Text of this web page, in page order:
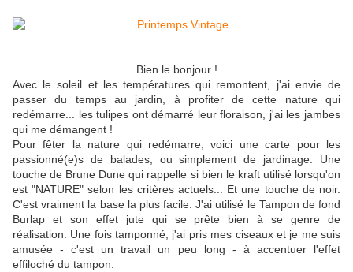
Bien le bonjour !
Avec le soleil et les températures qui remontent, j'ai envie de
passer du temps au jardin, à profiter de cette nature qui
redémarre... les tulipes ont démarré leur floraison, j'ai les jambes
qui me démangent !
Pour fêter la nature qui redémarre, voici une carte pour les
passionné(e)s de balades, ou simplement de jardinage. Une
touche de Brune Dune qui rappelle si bien le kraft utilisé lorsqu'on
est "NATURE" selon les critères actuels... Et une touche de noir.
C'est vraiment la base la plus facile. J'ai utilisé le Tampon de fond
Burlap et son effet jute qui se prête bien à se genre de
réalisation. Une fois tamponné, j'ai pris mes ciseaux et je me suis
amusée - c'est un travail un peu long - à accentuer l'effet
effiloché du tampon.